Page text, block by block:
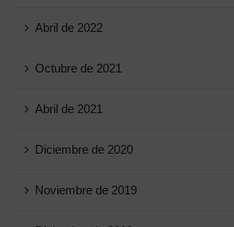
Abril de 2022
Octubre de 2021
Abril de 2021
Diciembre de 2020
Noviembre de 2019